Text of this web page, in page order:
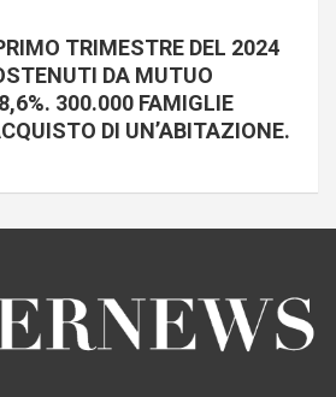
TRIMESTRE DEL 2024
DA MUTUO
300.000 FAMIGLIE
DI UN’ABITAZIONE.